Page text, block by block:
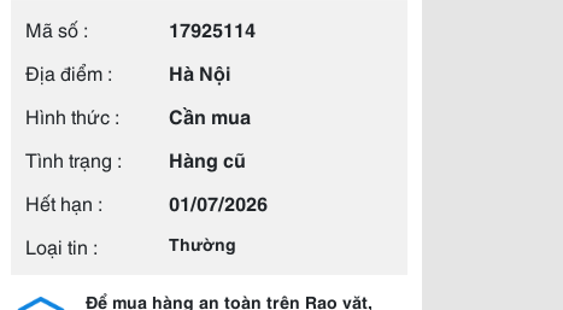
Mã số :
17925114
Địa điểm :
Hà Nội
Hình thức :
Cần mua
Tình trạng :
Hàng cũ
Hết hạn :
01/07/2026
Loại tin :
Thường
Để mua hàng an toàn trên Rao vặt,